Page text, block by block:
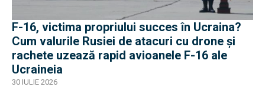
F-16, victima propriului succes în Ucraina?
Cum valurile Rusiei de atacuri cu drone și
rachete uzează rapid avioanele F-16 ale
Ucraineia
30 IULIE 2026